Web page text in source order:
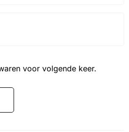
voor volgende keer.